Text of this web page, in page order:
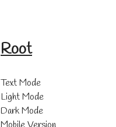
Root
Text Mode
Light Mode
Dark Mode